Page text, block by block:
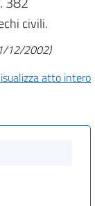
civili.
12/2002)
atto intero